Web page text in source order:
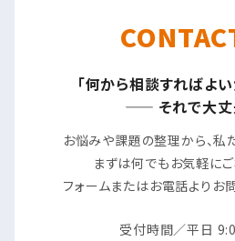
「何から相談すればよ
—— それで大丈
お悩みや課題の整理から、私
まずは何でもお気軽にご
フォームまたはお電話よりお
受付時間／平日